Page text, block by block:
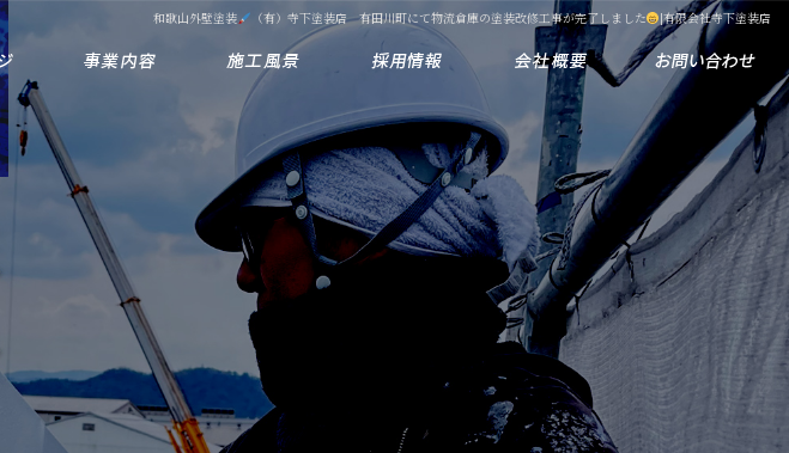
和歌山外壁塗装 （有）寺下塗装店 有田川町にて物流倉庫の塗装改修工事が完了しました |有限会社寺下塗装店